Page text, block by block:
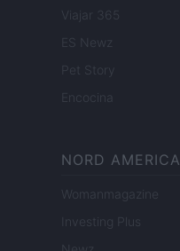
Viajar 365
ES Newz
Pet Story
Encocina
NORD AMERICA
Womanmagazine
Investing Plus